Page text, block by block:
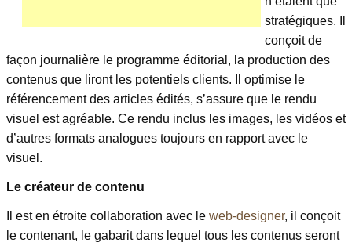
stratégiques. Il
conçoit de
façon journalière le programme éditorial, la production des
contenus que liront les potentiels clients. Il optimise le
référencement des articles édités, s’assure que le rendu
visuel est agréable. Ce rendu inclus les images, les vidéos et
d’autres formats analogues toujours en rapport avec le
visuel.
Le créateur de contenu
Il est en étroite collaboration avec le web-designer, il conçoit
le contenant, le gabarit dans lequel tous les contenus seront